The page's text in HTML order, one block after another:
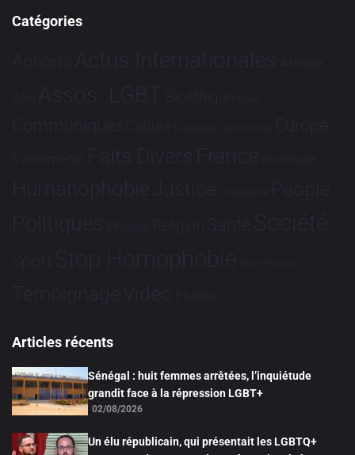
Catégories
Actions Actus Internationales Afrique
Asie Assos. LGBT Bioéthique Brève
Communiqués Culture Dialogues France-Brésil Europe
Evénements Faits Divers France Hommage
HumanophobieJustice Partenariat People
Politiques Projets Religion Santé Société
Sport Stop Homophobie Tech Tribune
TémoignageVidéo Études
Articles récents
Sénégal : huit femmes arrêtées, l’inquiétude
grandit face à la répression LGBT+
02/08/2026
Un élu républicain, qui présentait les LGBTQ+